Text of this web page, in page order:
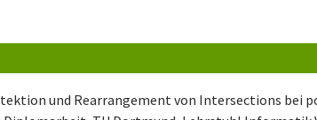
und Rearrangement von Intersections bei